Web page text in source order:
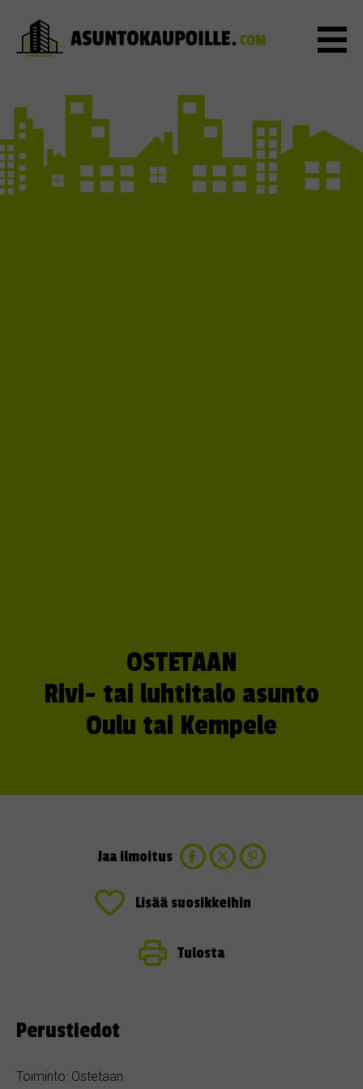
OSTETAAN
Rivi- tai luhtitalo asunto
Oulu tai Kempele
Jaa ilmoitus
Lisää suosikkeihin
Tulosta
Perustiedot
Toiminto: Ostetaan